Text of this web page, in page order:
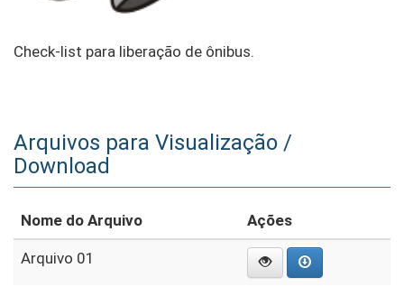
Check-list para liberação de ônibus.
Arquivos para Visualização /
Download
Nome do Arquivo Ações
Arquivo 01